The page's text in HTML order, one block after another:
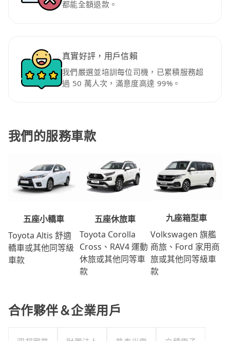
都能全額退款。
真實好評，用戶信賴
我們嚴選並培訓每位司機，已累積服務超
過 50 萬人次，滿意度高達 99%。
我們的服務車款
五座小轎車
Toyota Altis 舒適
轎車或其他同等級
車款
五座休旅車
Toyota Corolla
Cross、RAV4 運動
休旅或其他同等車
款
九座箱型車
Volkswagen 旗艦
商旅、Ford 家用商
旅或其他同等級車
款
合作夥伴＆企業用戶